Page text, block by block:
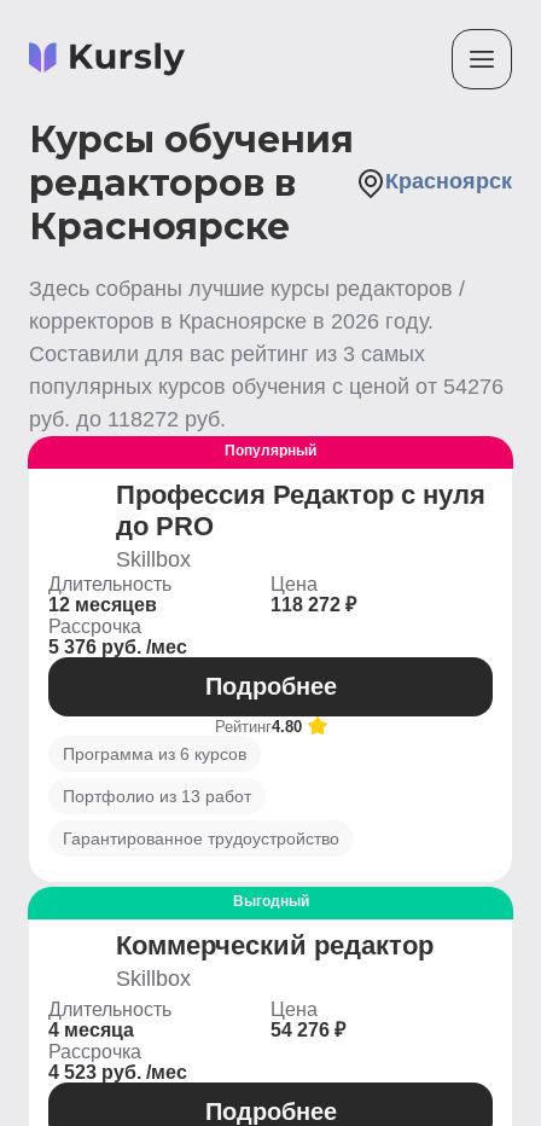
Курсы обучения
редакторов в
Красноярске
Красноярск
Здесь собраны лучшие курсы редакторов /
корректоров в Красноярске в 2026 году.
Составили для вас рейтинг из 3 самых
популярных курсов обучения с ценой от 54276
руб. до 118272 руб.
Популярный
Профессия Редактор с нуля
до PRO
Skillbox
Длительность
12 месяцев
Цена
118 272 ₽
Рассрочка
5 376 руб. /мес
Подробнее
Рейтинг4.80
Программа из 6 курсов
Портфолио из 13 работ
Гарантированное трудоустройство
Выгодный
Коммерческий редактор
Skillbox
Длительность
4 месяца
Цена
54 276 ₽
Рассрочка
4 523 руб. /мес
Подробнее